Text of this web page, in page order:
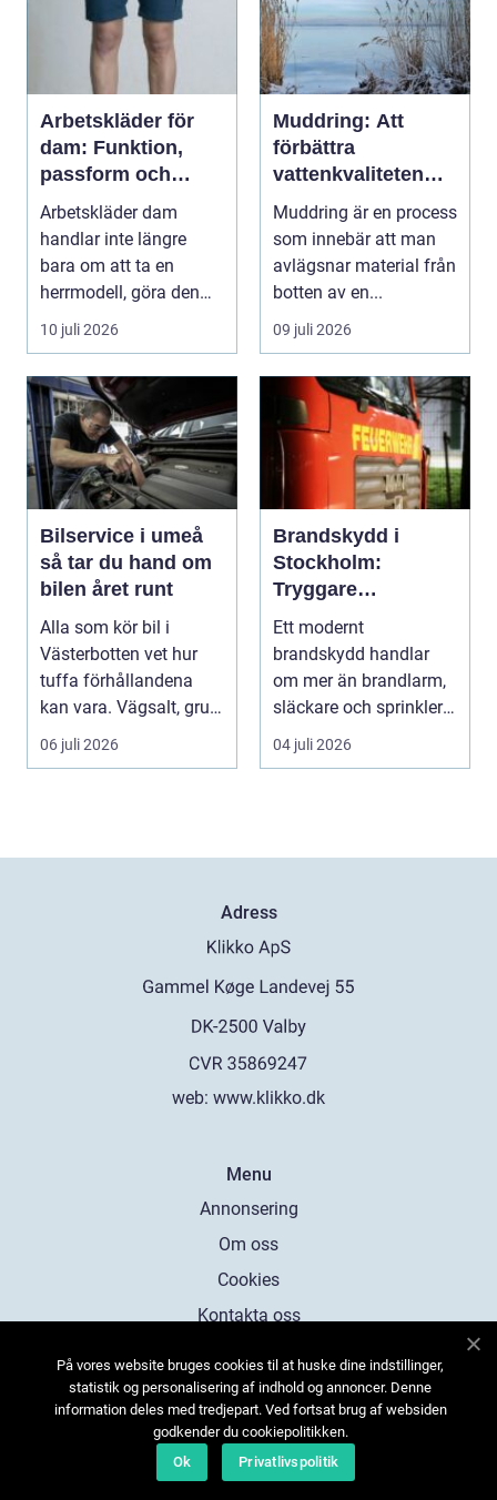
Arbetskläder för
dam: Funktion,
passform och
hållbarhet i fokus
Arbetskläder dam
handlar inte längre
bara om att ta en
herrmodell, göra den
mindre oc...
10 juli 2026
Muddring: Att
förbättra
vattenkvaliteten
och möjliggöra
navigering
Muddring är en process
som innebär att man
avlägsnar material från
botten av en...
09 juli 2026
Bilservice i umeå
så tar du hand om
bilen året runt
Alla som kör bil i
Västerbotten vet hur
tuffa förhållandena
kan vara. Vägsalt, grus,
slask, stark so...
06 juli 2026
Brandskydd i
Stockholm:
Tryggare
byggnader med
rätt kunskap
Ett modernt
brandskydd handlar
om mer än brandlarm,
släckare och sprinklers.
För att ...
04 juli 2026
Adress
web: www.klikko.dk
Menu
Annonsering
Om oss
Cookies
Kontakta oss
På vores website bruges cookies til at huske dine indstillinger,
statistik og personalisering af indhold og annoncer. Denne
information deles med tredjepart. Ved fortsat brug af websiden
godkender du cookiepolitikken.
Ok
Privatlivspolitik